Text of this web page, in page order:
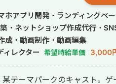
ホアプリ開発・ランディングペ
・ネットショップ作成代行・
成・動画制作・動画編集
ィレクター 希望時給単価 3,000
テーマパークのキャスト。ゲ